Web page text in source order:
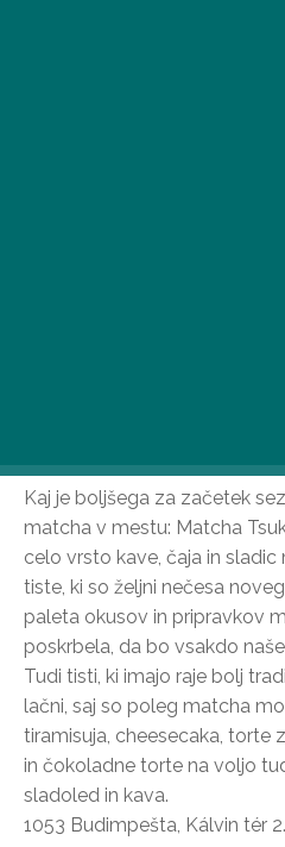
Matcha Tsuki
Kaj je boljšega za začetek
matcha v mestu: Matcha
celo vrsto kave, čaja in
tiste, ki so željni nečesa
paleta okusov in pripravkov
poskrbela, da bo vsakdo
Tudi tisti, ki imajo raje bolj
lačni, saj so poleg matcha
tiramisuja, cheesecaka, torte
in čokoladne torte na voljo
sladoled in kava.
1053 Budimpešta, Kálvin tér 2.